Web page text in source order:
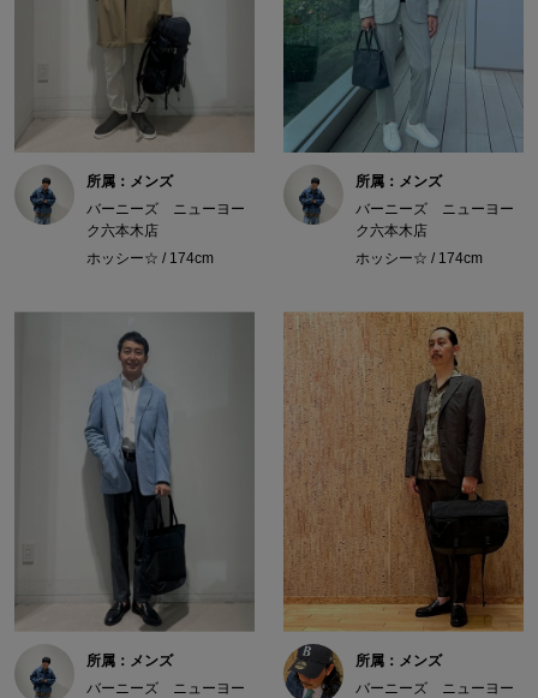
所属：メンズ
バーニーズ ニューヨー
ク六本木店
ホッシー☆ / 174cm
所属：メンズ
バーニーズ ニューヨー
ク六本木店
ホッシー☆ / 174cm
所属：メンズ
バーニーズ ニューヨー
所属：メンズ
バーニーズ ニューヨー